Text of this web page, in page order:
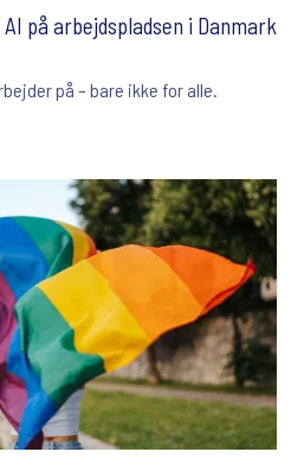
på arbejdspladsen i Danmark
på – bare ikke for alle.